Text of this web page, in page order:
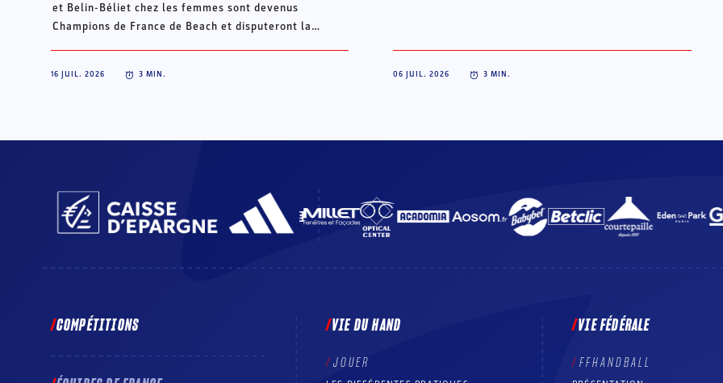
et Belin-Béliet chez les femmes sont devenus
Champions de France de Beach et disputeront la
16 JUIL. 2026 3 MIN. 06 JUIL. 2026 3 MIN.
COMPÉTITIONS VIE DU HAND
JOUER
VIE FÉDÉRALE
FFHANDBALL